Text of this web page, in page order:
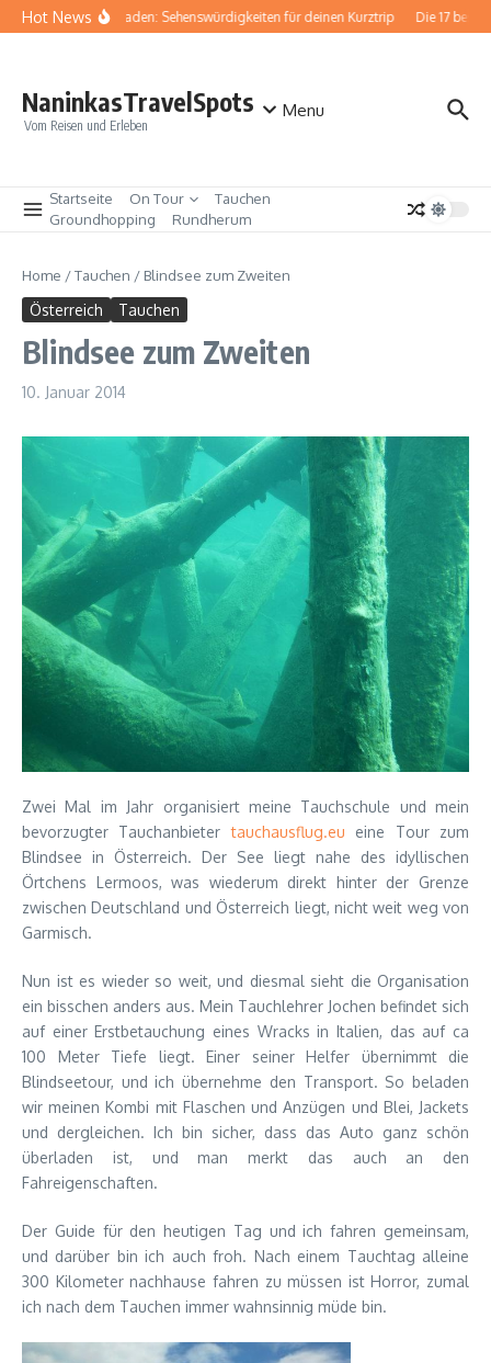
Zum Inhalt springen
Hot NewsBaden-Baden: Sehenswürdigkeiten für deinen Kurztrip Die 17
NaninkasTravelSpots
Vom Reisen und Erleben
Menu
Startseite On Tour
Tauchen
Groundhopping
Rundherum
Home /Tauchen / Blindsee zum Zweiten
Österreich Tauchen
Blindsee zum Zweiten
10. Januar 2014
Zwei Mal im Jahr organisiert meine Tauchschule und mein
bevorzugter Tauchanbietertauchausflug.eu eine Tour zum
Blindsee in Österreich. Der See liegt nahe des idyllischen
Örtchens Lermoos, was wiederum direkt hinter der Grenze
zwischen Deutschland und Österreich liegt, nicht weit weg von
Garmisch.
Nun ist es wieder so weit, und diesmal sieht die Organisation
ein bisschen anders aus. Mein Tauchlehrer Jochen befindet sich
auf einer Erstbetauchung eines Wracks in Italien, das auf ca
100 Meter Tiefe liegt. Einer seiner Helfer übernimmt die
Blindseetour, und ich übernehme den Transport. So beladen
wir meinen Kombi mit Flaschen und Anzügen und Blei, Jackets
und dergleichen. Ich bin sicher, dass das Auto ganz schön
überladen ist, und man merkt das auch an den
Fahreigenschaften.
Der Guide für den heutigen Tag und ich fahren gemeinsam,
und darüber bin ich auch froh. Nach einem Tauchtag alleine
300 Kilometer nachhause fahren zu müssen ist Horror, zumal
ich nach dem Tauchen immer wahnsinnig müde bin.